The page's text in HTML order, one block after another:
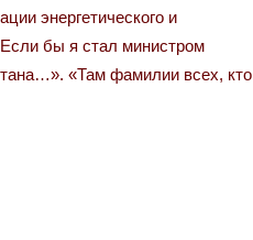
энергетического и
бы я стал министром
«Там фамилии всех, кто